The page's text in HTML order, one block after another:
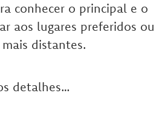
conhecer o principal e o
aos lugares preferidos ou
distantes.
detalhes…